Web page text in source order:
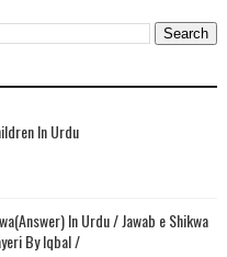
In Urdu
In Urdu / Jawab e Shikwa
By Iqbal /